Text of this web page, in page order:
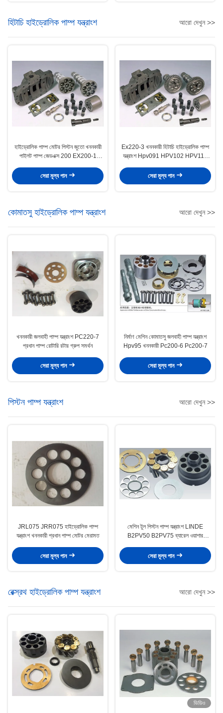
হিটাচি হাইড্রোলিক পাম্প যন্ত্রাংশ আরো দেখুন >>
হাইড্রোলিক পাম্প মোটর পিস্টন জুতো খননকারী
পাইলট পাম্প জেডএক্স 200 EX200-1
সেরা মূল্য পান
Ex220-3 খননকারী হিটাচি হাইড্রোলিক পাম্প
যন্ত্রাংশ Hpv091 HPV102 HPV116
সেরা মূল্য পান
কোমাতসু হাইড্রোলিক পাম্প যন্ত্রাংশ আরো দেখুন >>
খননকারী জলবাহী পাম্প যন্ত্রাংশ PC220-7
প্রধান পাম্প রোটারি রটার গ্রুপ সমর্থন
সেরা মূল্য পান
নির্মাণ মেশিন কোমাতসু জলবাহী পাম্প যন্ত্রাংশ
Hpv95 খননকারী Pc200-6 Pc200-7
সেরা মূল্য পান
পিস্টন পাম্প যন্ত্রাংশ আরো দেখুন >>
JRL075 JRR075 হাইড্রোলিক পাম্প
যন্ত্রাংশ খননকারী প্রধান পাম্প মোটর মেরামত
সেরা মূল্য পান
মেশিন টুল পিস্টন পাম্প যন্ত্রাংশ LINDE
B2PV50 B2PV75 ব্যারেল ওয়াশার
সেরা মূল্য পান
রেক্স্রথ হাইড্রোলিক পাম্প যন্ত্রাংশ আরো দেখুন >>
ভিডিও